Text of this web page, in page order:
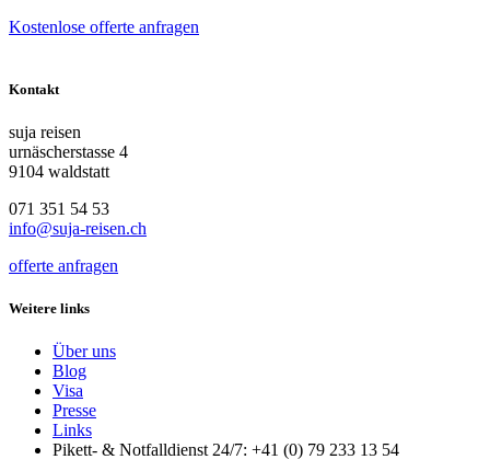
Kostenlose offerte anfragen
Kontakt
suja reisen
urnäscherstasse 4
9104 waldstatt
071 351 54 53
info@suja-reisen.ch
offerte anfragen
Weitere links
Über uns
Blog
Visa
Presse
Links
Pikett- & Notfalldienst 24/7: +41 (0) 79 233 13 54